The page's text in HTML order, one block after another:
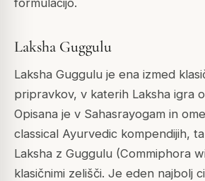
Laksha Guggulu
Laksha Guggulu je ena izmed
pripravkov, v katerih Laksha igra
Opisana je v Sahasrayogam in
classical Ayurvedic kompendijih,
Laksha z Guggulu (Commiphora
klasičnimi zelišči. Je eden najbolj